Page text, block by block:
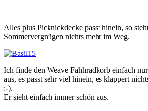
Alles plus Picknickdecke passt hinein, so
Sommervergnügen nichts mehr im Weg.
Ich finde den Weave Fahhradkorb einfach
aus, es passt sehr viel hinein, es klappert
:-).
Er sieht einfach immer schön aus.